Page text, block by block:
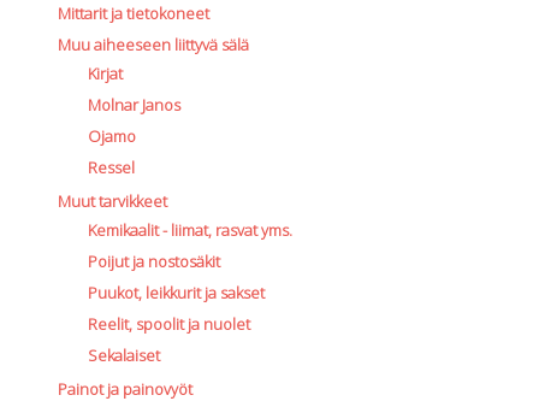
Mittarit ja tietokoneet
Muu aiheeseen liittyvä sälä
Kirjat
Molnar Janos
Ojamo
Ressel
Muut tarvikkeet
Kemikaalit - liimat, rasvat yms.
Poijut ja nostosäkit
Puukot, leikkurit ja sakset
Reelit, spoolit ja nuolet
Sekalaiset
Painot ja painovyöt